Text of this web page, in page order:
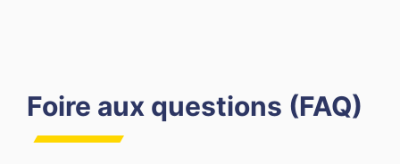
Foire aux questions (FAQ)